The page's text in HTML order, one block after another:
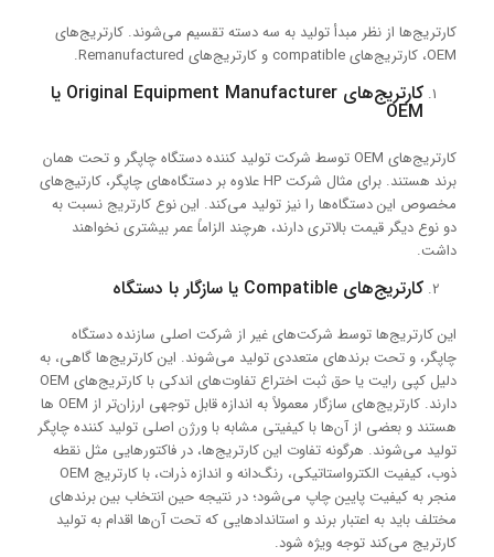
کارتریج‌ها از نظر مبدأ تولید به سه دسته تقسیم می‌شوند. کارتریج‌های
OEM، کارتریج‌های compatible و کارتریج‌های Remanufactured.
کارتریج‌های Original Equipment Manufacturer یا
OEM
کارتریج‌های OEM توسط شرکت تولید کننده دستگاه چاپگر و تحت همان
برند هستند. برای مثال شرکت HP علاوه بر دستگاه‌های چاپگر، کارتیج‌های
مخصوص این دستگاه‌ها را نیز تولید می‌کند. این نوع کارتریج نسبت به
دو نوع دیگر قیمت بالاتری دارند، هرچند الزاماً عمر بیشتری نخواهند
داشت.
کارتریج‌های Compatible یا سازگار با دستگاه
این کارتریج‌ها توسط شرکت‌های غیر از شرکت اصلی سازنده دستگاه
چاپگر، و تحت برندهای متعددی تولید می‌شوند. این کارتریج‌ها گاهی، به
دلیل کپی رایت یا حق ثبت اختراع تفاوت‌های اندکی با کارتریج‌های OEM
دارند. کارتریج‌های سازگار معمولاً به اندازه قابل توجهی ارزان‌تر از OEM ها
هستند و بعضی از آن‌ها با کیفیتی مشابه با ورژن اصلی تولید کننده چاپگر
تولید می‌شوند. هرگونه تفاوت این کارتریج‌ها، در فاکتورهایی مثل نقطه
ذوب، کیفیت الکترواستاتیکی، رنگ‌دانه و اندازه ذرات، با کارتریج OEM
منجر به کیفیت پایین چاپ می‌شود؛ در نتیجه حین انتخاب بین برندهای
مختلف باید به اعتبار برند و استاندادهایی که تحت آن‌ها اقدام به تولید
کارتریج می‌کند توجه ویژه شود.